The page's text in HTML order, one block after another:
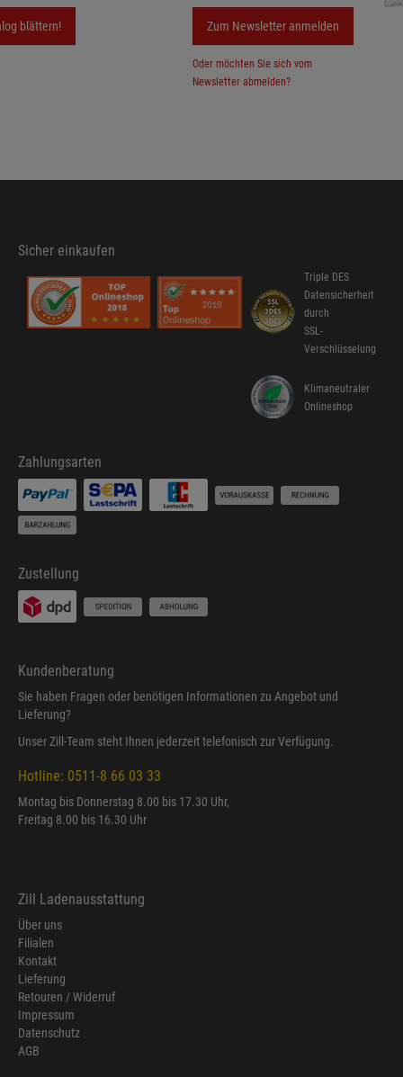
blättern! Zum Newsletter anmelden
Oder möchten Sie sich vom
Newsletter abmelden?
Sicher einkaufen
Triple DES
Datensicherheit
durch
SSL-
Verschlüsselung
Klimaneutraler
Onlineshop
Zahlungsarten
Zustellung
Kundenberatung
Sie haben Fragen oder benötigen Informationen zu Angebot und
Lieferung?
Unser Zill-Team steht Ihnen jederzeit telefonisch zur Verfügung.
Hotline: 0511-8 66 03 33
Montag bis Donnerstag 8.00 bis 17.30 Uhr,
Freitag 8.00 bis 16.30 Uhr
Zill Ladenausstattung
Über uns
Filialen
Kontakt
Lieferung
Retouren / Widerruf
Impressum
Datenschutz
AGB